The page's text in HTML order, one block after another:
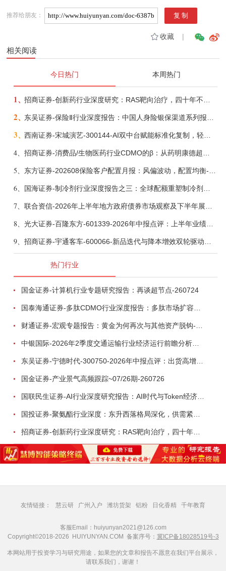
推荐给朋友：
收藏|
相关阅读
今日热门 本周热门
1、
2、
3、
4、
5、
6、
7、
8、 光大证券-百隆东方-601339-2026年中报点评：上半年业绩表现高增，国内外产能均有亮眼表现-260807
9、
热门行业
国金证券-计算机行业专题研究报告：再谈超节点-260724
中银国际-2026年2季度交通运输行业经济运行前瞻分析：地缘冲突致航运和航空景气度分化，交通基础设施板块总体呈现稳健特征-260724
东吴证券-宁德时代-300750-2026年中报点评：出货高增业绩稳健，回购彰显龙头信心-260726
国金证券-产业景气高频跟踪~07/26期-260726
国联民生证券-AI行业深度研究报告：AI时代与Token经济，从技术符号到数字石油-260801
招商证券-创新药行业深度研究：RAS靶向治疗，四十年不可成药的终结，与终结之后的治疗格局演化-260805
友情链接： 慧云研 广州入户 潍坊货架 铝粉 日化香精 千年教育
客服Email：huiyunyan2021@126.com
Copyright©2018-2026 HUIYUNYAN.COM 备案序号： 冀ICP备18028519号-3
本网站用于投资学习与研究用途，如果您的文章和报告不愿意在我们平台展示，
请联系我们，谢谢！